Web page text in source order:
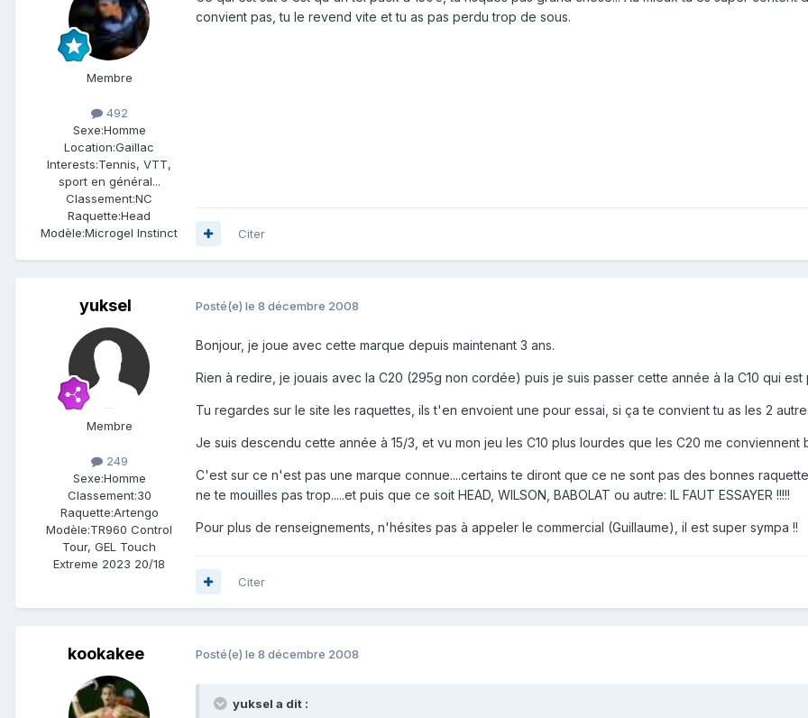
Membre
492
Sexe:Homme
Location:Gaillac
Interests:Tennis, VTT,
sport en général...
Classement:NC
Raquette:Head
Modèle:Microgel Instinct
convient pas, tu le revend vite et tu as pas perdu trop de sous.
Citer
yuksel
Membre
249
Sexe:Homme
Classement:30
Raquette:Artengo
Modèle:TR960 Control
Tour, GEL Touch
Extreme 2023 20/18
Posté(e) le 8 décembre 2008
Bonjour, je joue avec cette marque depuis maintenant 3 ans.
Rien à redire, je jouais avec la C20 (295g non cordée) puis je suis passer cette année à la C10 qui
Tu regardes sur le site les raquettes, ils t'en envoient une pour essai, si ça te convient tu as les 2
Je suis descendu cette année à 15/3, et vu mon jeu les C10 plus lourdes que les C20 me conviennent
C'est sur ce n'est pas une marque connue....certains te diront que ce ne sont pas des bonnes
ne te mouilles pas trop.....et puis que ce soit HEAD, WILSON, BABOLAT ou autre: IL FAUT ESSAYER !!!!!
Pour plus de renseignements, n'hésites pas à appeler le commercial (Guillaume), il est super sympa !!
Citer
kookakee Posté(e) le 8 décembre 2008
yuksel a dit :